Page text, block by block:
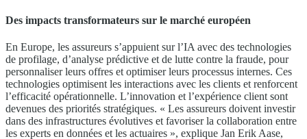
Des impacts transformateurs sur le marché européen
En Europe, les assureurs s’appuient sur l’IA avec des technologies
de profilage, d’analyse prédictive et de lutte contre la fraude, pour
personnaliser leurs offres et optimiser leurs processus internes. Ces
technologies optimisent les interactions avec les clients et renforcent
l’efficacité opérationnelle. L’innovation et l’expérience client sont
devenues des priorités stratégiques. « Les assureurs doivent investir
dans des infrastructures évolutives et favoriser la collaboration entre
les experts en données et les actuaires », explique Jan Erik Aase,